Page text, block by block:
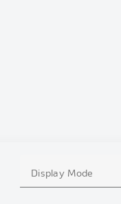
Display Mode